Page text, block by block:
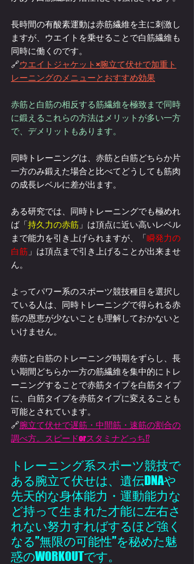
長時間の有酸素運動は赤筋繊維を主に刺激し
ますが、ウエイトを乗せることで白筋繊維も
同時に働くのです。
🔗ウエイトジャケット×腕立て伏せで加重ト
レーニングのメニューとおすすめ効果
赤筋と白筋の相反する筋繊維を極致まで同時
に鍛えるこれらの方法はメリットが多い一方
で、デメリットもあります。
同時トレーニングは、赤筋と白筋どちらか片
一方のみ鍛えた場合と比べてどうしても筋肉
の成長レベルに差が出ます。
ある研究では、同時トレーニングでも極めれ
ば「持久力の赤筋 」は頂点に近い高いレベル
まで能力を引き上げられますが、「瞬発力の
白筋 」は頂点まで引き上げることが出来ませ
ん。
よってパワー系のスポーツ競技種目を選択し
ている人は、同時トレーニングで得られる赤
筋の恩恵が少ないことも理解しておかないと
いけません。
赤筋と白筋のトレーニング時期をずらし、長
い期間どちらか一方の筋繊維を集中的にトレ
ーニングすることで赤筋タイプを白筋タイプ
に、白筋タイプを赤筋タイプに変えることも
可能とされています。
🔗腕立て伏せで遅筋・中間筋・速筋の割合の
調べ方。スピードorスタミナどっち⁉
トレーニング系スポーツ競技で
ある腕立て伏せは、遺伝DNAや
先天的な身体能力・運動能力な
ど持って生まれた才能に左右さ
れない努力すればするほど強く
なる”無限の可能性”を秘めた魅
惑のWORKOUTです。